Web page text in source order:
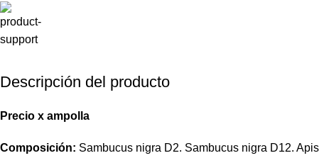
Descripción del producto
Precio x ampolla
Composición: Sambucus nigra D2. Sambucus nigra D12.